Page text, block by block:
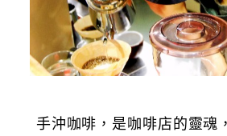
手沖咖啡，是咖啡店的靈魂